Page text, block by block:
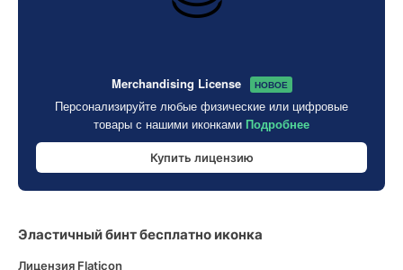
Merchandising License НОВОЕ
Персонализируйте любые физические или цифровые
товары с нашими иконками Подробнее
Купить лицензию
Эластичный бинт бесплатно иконка
Лицензия Flaticon